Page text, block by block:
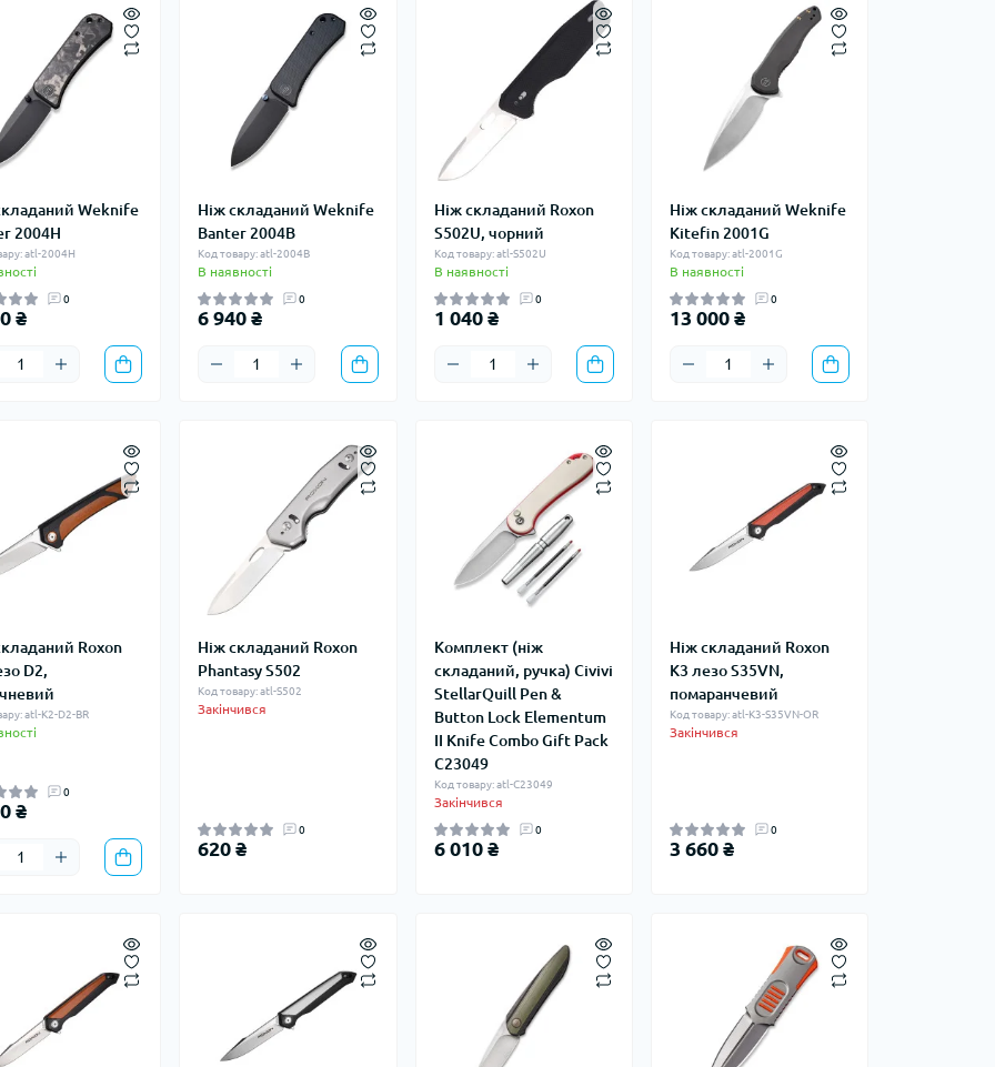
Weknife
2004H
atl-2004H
0
₴
Ніж складаний Weknife
Banter 2004B
Код товару: atl-2004B
В наявності
0
6 940 ₴
Ніж складаний Roxon
S502U, чорний
Код товару: atl-S502U
В наявності
0
1 040 ₴
Ніж складаний Weknife
Kitefin 2001G
Код товару: atl-2001G
В наявності
0
13 000 ₴
Roxon
D2,
atl-K2-D2-BR
0
₴
Ніж складаний Roxon
Phantasy S502
Код товару: atl-S502
Закінчився
0
620 ₴
Комплект (ніж
складаний, ручка) Civivi
StellarQuill Pen &
Button Lock Elementum
II Knife Combo Gift Pack
C23049
Код товару: atl-C23049
Закінчився
0
6 010 ₴
Ніж складаний Roxon
K3 лезо S35VN,
помаранчевий
Код товару: atl-K3-S35VN-OR
Закінчився
0
3 660 ₴